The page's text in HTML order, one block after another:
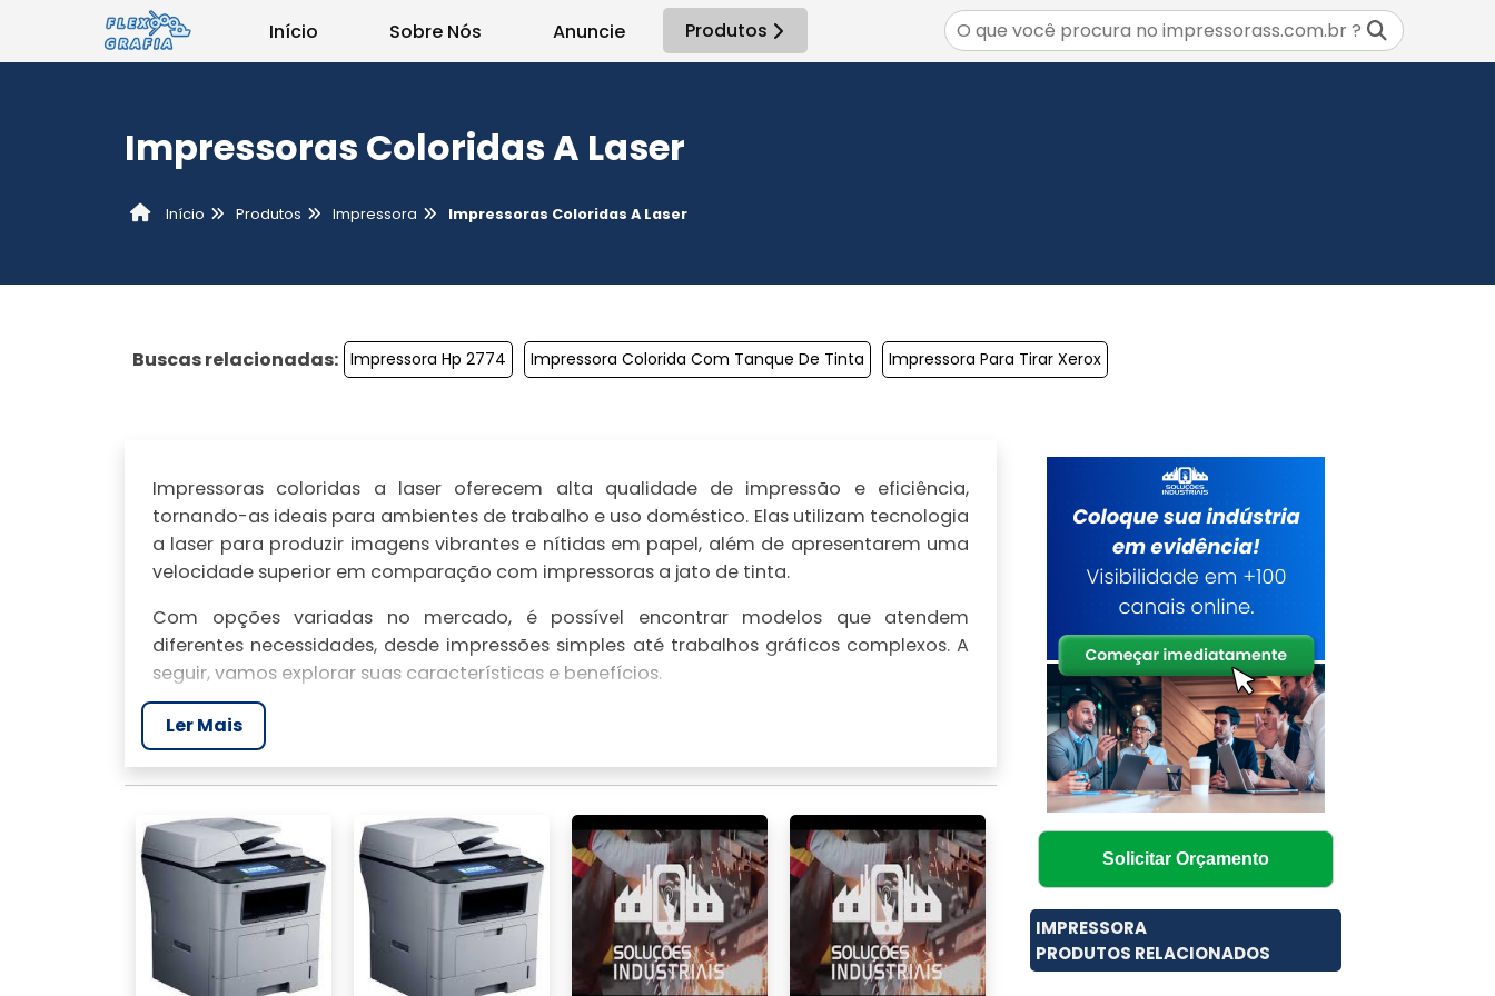
Início Sobre Nós Anuncie Produtos
Impressoras Coloridas A Laser
Início Produtos Impressora Impressoras Coloridas A Laser​
Buscas relacionadas: Impressora Hp 2774 Impressora Colorida Com Tanque De Tinta Impressora Para Tirar Xerox
Impressoras coloridas a laseroferecem alta qualidade de impressão e eficiência,
tornando-as ideais para ambientes de trabalho e uso doméstico. Elas utilizam tecnologia
a laser para produzir imagens vibrantes e nítidas em papel, além de apresentarem uma
velocidade superior em comparação com impressoras a jato de tinta.
Com opções variadas no mercado, é possível encontrar modelos que atendem
diferentes necessidades, desde impressões simples até trabalhos gráficos complexos. A
seguir, vamos explorar suas características e benefícios.
COMPARAÇÃO COM OUTRAS TECNOLOGIAS
As impressoras coloridas a laser ocupam um lugar de destaque no universo da impressão
moderna. Elas oferecem alta produtividade, qualidade excepcional e custos operacionais
mais baixos em comparação com outras tecnologias, como as impressoras a jato de
tinta. Aqui, avaliaremos diferentes aspectos, como qualidade de impressão, velocidade,
custo por página e manutenção.
Qualidade de impressão
Ler Mais
Solicitar Orçamento
IMPRESSORA
PRODUTOS RELACIONADOS